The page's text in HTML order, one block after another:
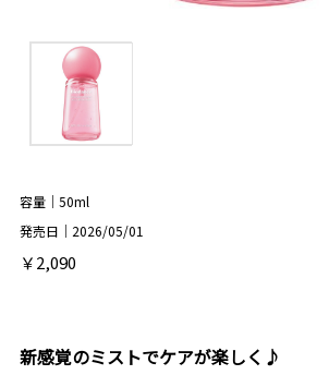
容量｜50ml
発売日｜2026/05/01
￥2,090
新感覚のミストでケアが楽しく♪